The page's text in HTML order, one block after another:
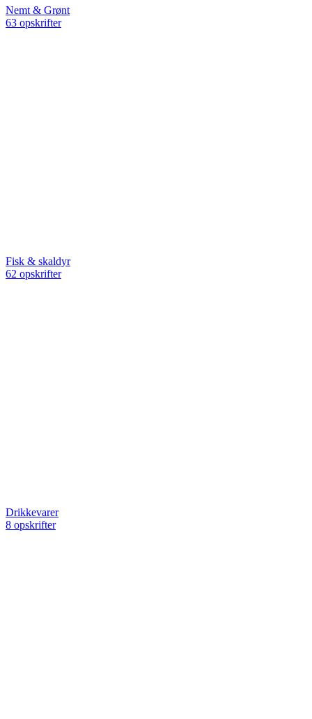
Nemt & Grønt
63 opskrifter
Fisk & skaldyr
62 opskrifter
Drikkevarer
8 opskrifter